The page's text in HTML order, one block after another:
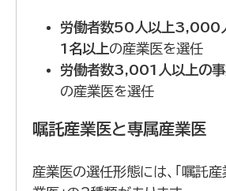
労働者数50人以上3,000
1 名以上の産業医を選任
労働者数3,001人以上の
の産業医を選任
嘱託産業医と専属産業医
産業医の選任形態には、「嘱託産